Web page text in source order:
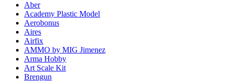
Aber
Academy Plastic Model
Aerobonus
Aires
Airfix
AMMO by MIG Jimenez
Arma Hobby
Art Scale Kit
Brengun